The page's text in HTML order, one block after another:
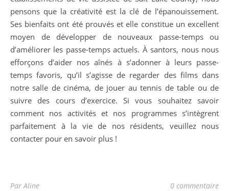
pensons que la créativité est la clé de l’épanouissement.
Ses bienfaits ont été prouvés et elle constitue un excellent
moyen de développer de nouveaux passe-temps ou
d’améliorer les passe-temps actuels. À santors, nous nous
efforçons d’aider nos aînés à s’adonner à leurs passe-
temps favoris, qu’il s’agisse de regarder des films dans
notre salle de cinéma, de jouer au tennis de table ou de
suivre des cours d’exercice. Si vous souhaitez savoir
comment nos activités et nos programmes s’intègrent
parfaitement à la vie de nos résidents, veuillez nous
contacter pour en savoir plus !
Par Aline 0 commentaire